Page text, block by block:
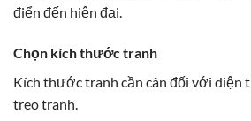
điển đến hiện đại.
Chọn kích thước tranh
Kích thước tranh cần cân đối với diện
treo tranh.